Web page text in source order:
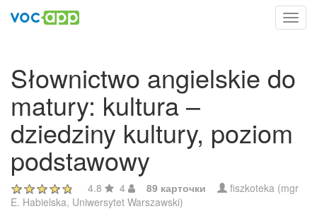
Słownictwo angielskie do
matury: kultura –
dziedziny kultury, poziom
podstawowy
4.8 4 89 карточки
fiszkoteka (mgr
E. Habielska, Uniwersytet Warszawski)